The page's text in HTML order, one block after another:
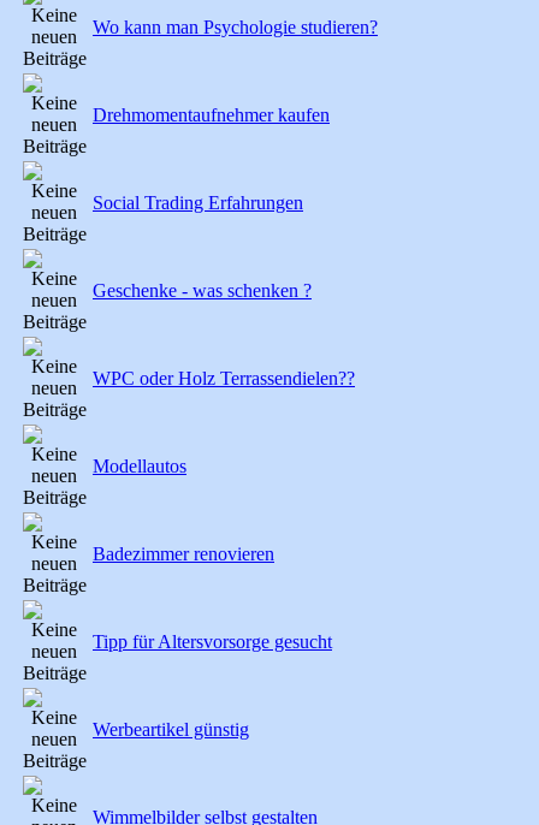
Wo kann man Psychologie studieren?
Drehmomentaufnehmer kaufen
Social Trading Erfahrungen
Geschenke - was schenken ?
WPC oder Holz Terrassendielen??
Modellautos
Badezimmer renovieren
Tipp für Altersvorsorge gesucht
Werbeartikel günstig
Wimmelbilder selbst gestalten